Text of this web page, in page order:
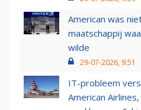
American was
maatschappij
wilde
29-07-2026, 9:51
IT-probleem
American